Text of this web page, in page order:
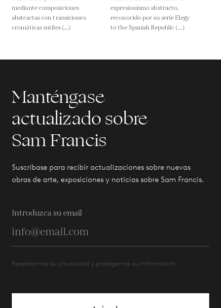
mediante composiciones
abstractas con transiciones
cromáticas sutiles (...)
expresionismo abstracto,
reconocido por su serie Elegy
to the Spanish Republic (...)
Manténgase
actualizado sobre
Sam Francis
Suscríbase para recibir actualizaciones sobre nuevas
obras de arte, exposiciones y noticias sobre Sam Francis.
Introduzca su email
Respetamos su privacidad y protegemos su información.